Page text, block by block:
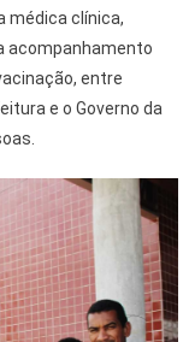
médica clínica,
acompanhamento
entre
e o Governo da